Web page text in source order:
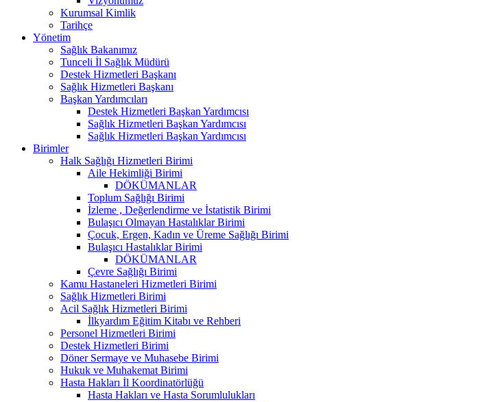
Kurumsal Kimlik
Tarihçe
Yönetim
Sağlık Bakanımız
Tunceli İl Sağlık Müdürü
Destek Hizmetleri Başkanı
Sağlık Hizmetleri Başkanı
Başkan Yardımcıları
Destek Hizmetleri Başkan Yardımcısı
Sağlık Hizmetleri Başkan Yardımcısı
Sağlık Hizmetleri Başkan Yardımcısı
Birimler
Halk Sağlığı Hizmetleri Birimi
Aile Hekimliği Birimi
DÖKÜMANLAR
Toplum Sağlığı Birimi
İzleme , Değerlendirme ve İstatistik Birimi
Bulaşıcı Olmayan Hastalıklar Birimi
Çocuk, Ergen, Kadın ve Üreme Sağlığı Birimi
Bulaşıcı Hastalıklar Birimi
DÖKÜMANLAR
Çevre Sağlığı Birimi
Kamu Hastaneleri Hizmetleri Birimi
Sağlık Hizmetleri Birimi
Acil Sağlık Hizmetleri Birimi
İlkyardım Eğitim Kitabı ve Rehberi
Personel Hizmetleri Birimi
Destek Hizmetleri Birimi
Döner Sermaye ve Muhasebe Birimi
Hukuk ve Muhakemat Birimi
Hasta Hakları İl Koordinatörlüğü
Hasta Hakları ve Hasta Sorumlulukları